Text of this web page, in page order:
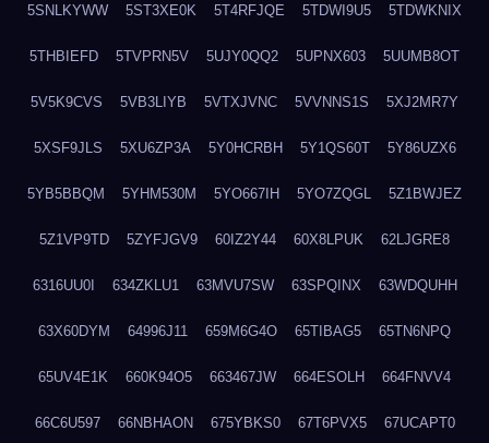
5SNLKYWW 5ST3XE0K 5T4RFJQE 5TDWI9U5 5TDWKNIX
5THBIEFD 5TVPRN5V 5UJY0QQ2 5UPNX603 5UUMB8OT
5V5K9CVS 5VB3LIYB 5VTXJVNC 5VVNNS1S 5XJ2MR7Y
5XSF9JLS 5XU6ZP3A 5Y0HCRBH 5Y1QS60T 5Y86UZX6
5YB5BBQM 5YHM530M 5YO667IH 5YO7ZQGL 5Z1BWJEZ
5Z1VP9TD 5ZYFJGV9 60IZ2Y44 60X8LPUK 62LJGRE8
6316UU0I 634ZKLU1 63MVU7SW 63SPQINX 63WDQUHH
63X60DYM 64996J11 659M6G4O 65TIBAG5 65TN6NPQ
65UV4E1K 660K94O5 663467JW 664ESOLH 664FNVV4
66C6U597 66NBHAON 675YBKS0 67T6PVX5 67UCAPT0